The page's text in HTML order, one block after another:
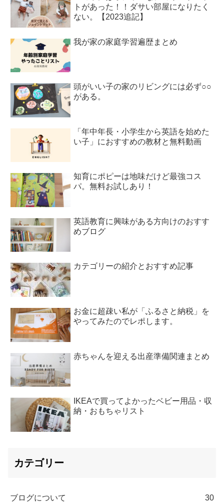
トがあった！！ダサい部屋になりたく
ない。【2023追記】
我が家の家庭学習遍歴まとめ
頭がいい子の家のリビングには必ず○○
がある。
「年中年長・小学生から英語を始めた
い子」におすすめの教材と無料動画
知育にポピーは地味だけど最強コス
パ。無料お試しあり！
英語教育に興味がある方向けのおすす
めブログ
カテゴリーの紹介とおすすめ記事
お金に超疎い私が「ふるさと納税」を
やってみたのでレポします。
赤ちゃんを迎える出産準備関連まとめ
IKEAで買ってよかったベビー用品・収
納・おもちゃリスト
カテゴリー
ブログについて 30